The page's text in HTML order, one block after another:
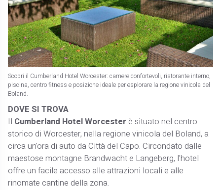
Scopri il Cumberland Hotel Worcester: camere confortevoli, ristorante interno,
piscina, centro fitness e posizione ideale per esplorare la regione vinicola del
Boland.
DOVE SI TROVA
Il Cumberland Hotel Worcester è situato nel centro
storico di Worcester, nella regione vinicola del Boland, a
circa un'ora di auto da Città del Capo. Circondato dalle
maestose montagne Brandwacht e Langeberg, l'hotel
offre un facile accesso alle attrazioni locali e alle
rinomate cantine della zona. ​